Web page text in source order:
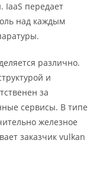
IaaS передает
над каждым
различно.
и
за
сервисы. В типе
железное
заказчик vulkan